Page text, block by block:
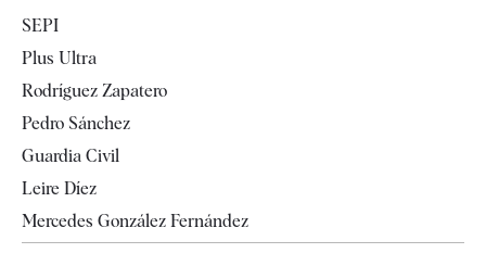
Televisión
SEPI
Plus Ultra
Rodríguez Zapatero
Pedro Sánchez
Guardia Civil
Leire Díez
Mercedes González Fernández